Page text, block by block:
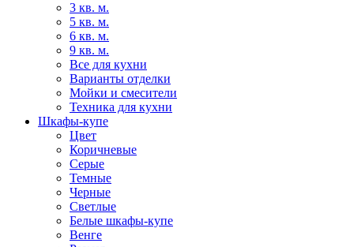
3 кв. м.
5 кв. м.
6 кв. м.
9 кв. м.
Все для кухни
Варианты отделки
Мойки и смесители
Техника для кухни
Шкафы-купе
Цвет
Коричневые
Серые
Темные
Черные
Светлые
Белые шкафы-купе
Венге